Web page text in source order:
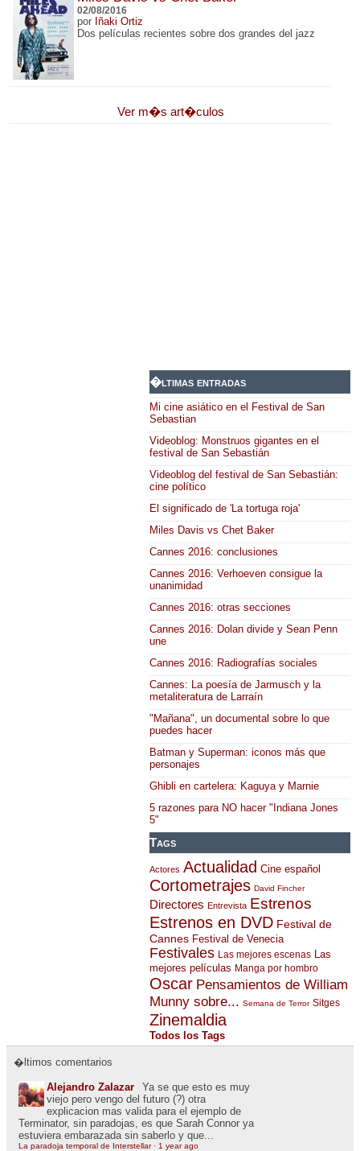
02/08/2016
por Iñaki Ortiz
Dos películas recientes sobre dos grandes del jazz
Ver m�s art�culos
�ltimas entradas
Mi cine asiático en el Festival de San
Sebastian
Videoblog: Monstruos gigantes en el
festival de San Sebastián
Videoblog del festival de San Sebastián:
cine político
El significado de 'La tortuga roja'
Miles Davis vs Chet Baker
Cannes 2016: conclusiones
Cannes 2016: Verhoeven consigue la
unanimidad
Cannes 2016: otras secciones
Cannes 2016: Dolan divide y Sean Penn
une
Cannes 2016: Radiografías sociales
Cannes: La poesía de Jarmusch y la
metaliteratura de Larraín
"Mañana", un documental sobre lo que
puedes hacer
Batman y Superman: iconos más que
personajes
Ghibli en cartelera: Kaguya y Marnie
5 razones para NO hacer "Indiana Jones
5"
Tags
Actores Actualidad Cine español
Cortometrajes David Fincher
Directores Entrevista Estrenos
Estrenos en DVD Festival de
Cannes Festival de Venecia
Festivales Las mejores escenas
Las
mejores películas Manga por hombro
Oscar Pensamientos de William
Munny sobre... Semana de Terror Sitges
Zinemaldia
Todos los Tags
�ltimos comentarios
Alejandro Zalazar
Ya se que esto es muy
viejo pero vengo del futuro (?) otra
explicacion mas valida para el ejemplo de
Terminator, sin paradojas, es que Sarah Connor ya
estuviera embarazada sin saberlo y que...
La paradoja temporal de Interstellar· 1 year ago